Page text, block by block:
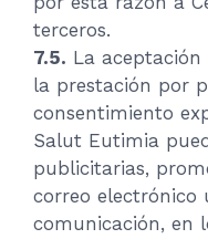
terceros.
7.5. La aceptación
la prestación por
consentimiento
Salut Eutimia
publicitarias,
correo electrónico
comunicación, en